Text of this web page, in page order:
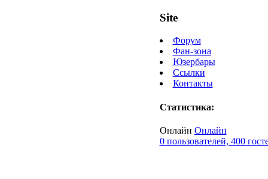
Site
Форум
Фан-зона
Юзербары
Ссылки
Контакты
Статистика:
Онлайн Онлайн
0 пользователей, 400